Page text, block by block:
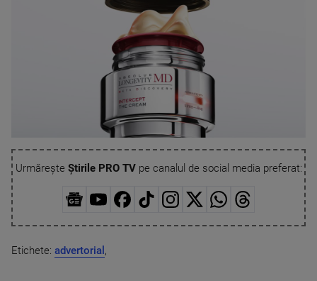
Urmărește Știrile PRO TVpe canalul de social media preferat:
Etichete: advertorial ,